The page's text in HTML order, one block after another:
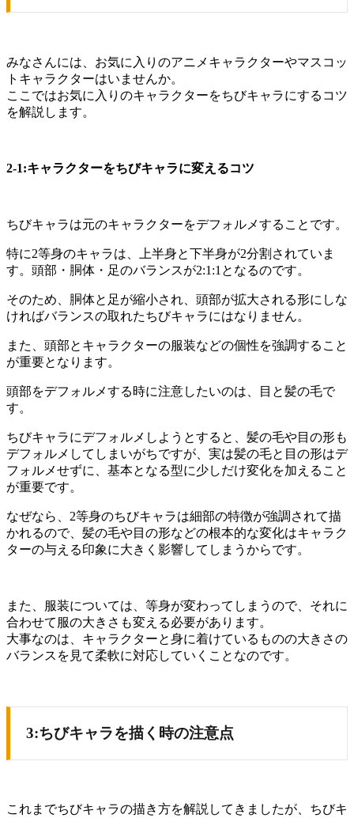
みなさんには、お気に入りのアニメキャラクターやマスコッ
トキャラクターはいませんか。
ここではお気に入りのキャラクターをちびキャラにするコツ
を解説します。
2-1:キャラクターをちびキャラに変えるコツ
ちびキャラは元のキャラクターをデフォルメすることです。
特に2等身のキャラは、上半身と下半身が2分割されていま
す。頭部・胴体・足のバランスが2:1:1となるのです。
そのため、胴体と足が縮小され、頭部が拡大される形にしな
ければバランスの取れたちびキャラにはなりません。
また、頭部とキャラクターの服装などの個性を強調すること
が重要となります。
頭部をデフォルメする時に注意したいのは、目と髪の毛で
す。
ちびキャラにデフォルメしようとすると、髪の毛や目の形も
デフォルメしてしまいがちですが、実は髪の毛と目の形はデ
フォルメせずに、基本となる型に少しだけ変化を加えること
が重要です。
なぜなら、2等身のちびキャラは細部の特徴が強調されて描
かれるので、髪の毛や目の形などの根本的な変化はキャラク
ターの与える印象に大きく影響してしまうからです。
また、服装については、等身が変わってしまうので、それに
合わせて服の大きさも変える必要があります。
大事なのは、キャラクターと身に着けているものの大きさの
バランスを見て柔軟に対応していくことなのです。
3:ちびキャラを描く時の注意点
これまでちびキャラの描き方を解説してきましたが、ちびキ